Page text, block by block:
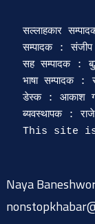
सल्लाहकार
सम्पादक :
सह सम्पादक :
भाषा सम्पादक :
डेस्क : आकाश
ब्यवस्थापक :
Naya